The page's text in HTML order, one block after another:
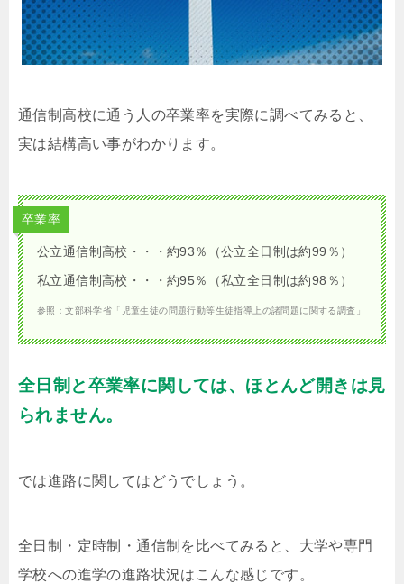
通信制高校に通う人の卒業率を実際に調べてみると、
実は結構高い事がわかります。
卒業率
公立通信制高校・・・約93％（公立全日制は約99％）
私立通信制高校・・・約95％（私立全日制は約98％）
参照：文部科学省「児童生徒の問題行動等生徒指導上の諸問題に関する調査」
全日制と卒業率に関しては、ほとんど開きは見
られません。
では進路に関してはどうでしょう。
全日制・定時制・通信制を比べてみると、大学や専門
学校への進学の進路状況はこんな感じです。